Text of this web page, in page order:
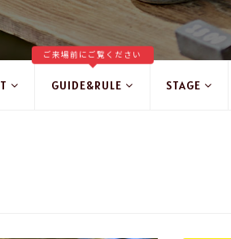
GUIDE&RULE
ご来場前にご覧ください
STAGE